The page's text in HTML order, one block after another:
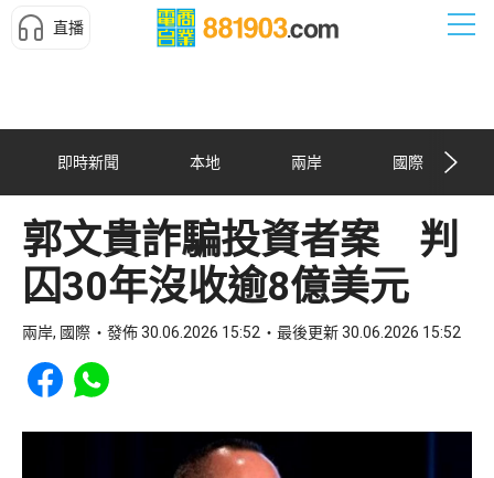
直播
即時新聞 本地 兩岸 國際
郭文貴詐騙投資者案 判
囚30年沒收逾8億美元
兩岸, 國際 發佈 30.06.2026 15:52 最後更新 30.06.2026 15:52
Share to Facebook
Share to WhatsApp